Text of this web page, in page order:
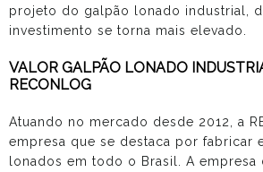
projeto do galpão lonado industrial,
investimento se torna mais elevado.
VALOR GALPÃO LONADO
RECONLOG
Atuando no mercado desde 2012, a
empresa que se destaca por fabricar
lonados em todo o Brasil. A empresa